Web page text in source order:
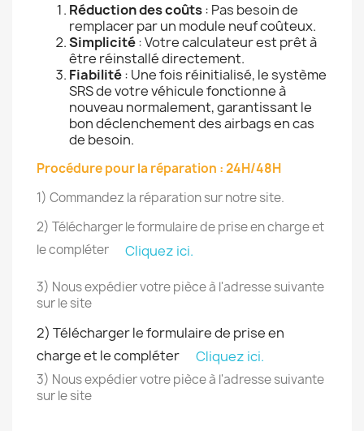
Réduction des coûts: Pas besoin de
remplacer par un module neuf coûteux.
Simplicité: Votre calculateur est prêt à
être réinstallé directement.
Fiabilité: Une fois réinitialisé, le système
SRS de votre véhicule fonctionne à
nouveau normalement, garantissant le
bon déclenchement des airbags en cas
de besoin.
Procédure pour la réparation : 24H/48H
1) Commandez la réparation sur notre site.
2) Télécharger le formulaire de prise en charge et
le compléter
Cliquez ici.
3) Nous expédier votre pièce à l'adresse suivante
sur le site
2) Télécharger le formulaire de prise en
charge et le compléter
Cliquez ici.
3) Nous expédier votre pièce à l'adresse suivante
sur le site